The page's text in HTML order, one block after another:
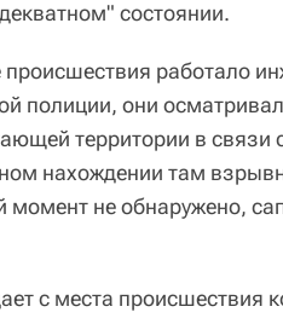
состоянии.
работало
полиции, они
территории в
нахождении там
момент не обнаружено,
с места происшествия